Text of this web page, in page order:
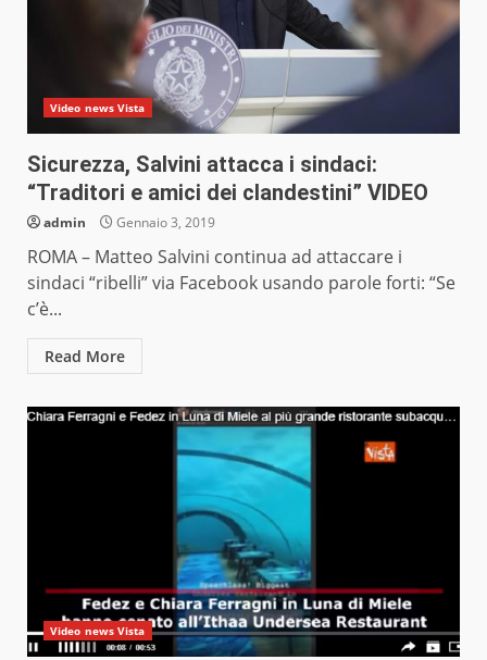
Video news Vista
Sicurezza, Salvini attacca i sindaci:
“Traditori e amici dei clandestini” VIDEO
admin Gennaio 3, 2019
ROMA – Matteo Salvini continua ad attaccare i
sindaci “ribelli” via Facebook usando parole forti: “Se
c’è...
Read More
Video news Vista